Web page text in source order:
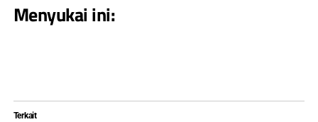
Menyukai ini:
Terkait